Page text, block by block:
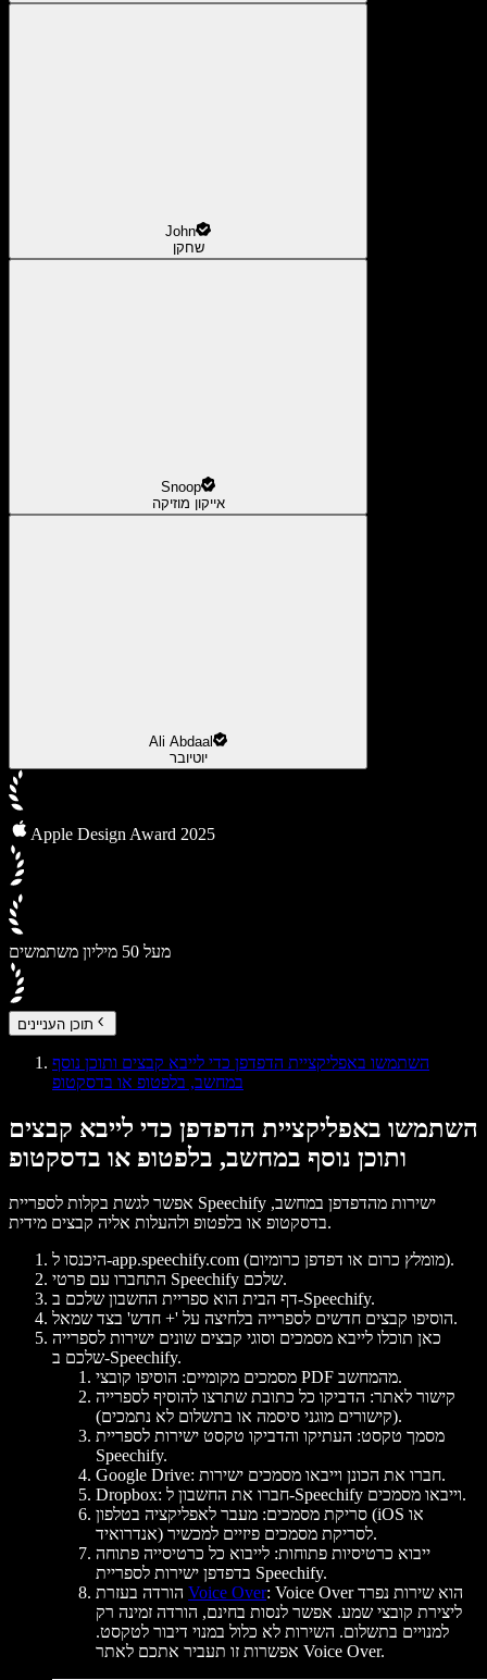
John
שחקן
Snoop
אייקון מוזיקה
Ali Abdaal
יוטיובר
Apple Design Award 2025
מעל 50 מיליון משתמשים
תוכן העניינים
השתמשו באפליקציית הדפדפן כדי לייבא קבצים ותוכן נוסף
במחשב, בלפטופ או בדסקטופ
השתמשו באפליקציית הדפדפן כדי לייבא קבצים
ותוכן נוסף במחשב, בלפטופ או בדסקטופ
אפשר לגשת בקלות לספריית Speechify ישירות מהדפדפן במחשב,
בדסקטופ או בלפטופ ולהעלות אליה קבצים מידית.
היכנסו ל-app.speechify.com (מומלץ כרום או דפדפן כרומיום).
התחברו עם פרטי Speechify שלכם.
דף הבית הוא ספריית החשבון שלכם ב-Speechify.
הוסיפו קבצים חדשים לספרייה בלחיצה על '+ חדש' בצד שמאל.
כאן תוכלו לייבא מסמכים וסוגי קבצים שונים ישירות לספרייה
שלכם ב-Speechify.
מסמכים מקומיים: הוסיפו קובצי PDF מהמחשב.
קישור לאתר: הדביקו כל כתובת שתרצו להוסיף לספרייה
(קישורים מוגני סיסמה או בתשלום לא נתמכים).
מסמך טקסט: העתיקו והדביקו טקסט ישירות לספריית
Speechify.
Google Drive: חברו את הכונן וייבאו מסמכים ישירות.
Dropbox: חברו את החשבון ל-Speechify וייבאו מסמכים.
סריקת מסמכים: מעבר לאפליקציה בטלפון (iOS או
אנדרואיד) לסריקת מסמכים פיזיים למכשיר.
ייבוא כרטיסיות פתוחות: לייבוא כל כרטיסייה פתוחה
בדפדפן ישירות לספריית Speechify.
Voice Over: Voice Over הוא שירות נפרד
ליצירת קובצי שמע. אפשר לנסות בחינם, הורדה זמינה רק
למנויים בתשלום. השירות לא כלול במנוי דיבור לטקסט.
אפשרות זו תעביר אתכם לאתר Voice Over.